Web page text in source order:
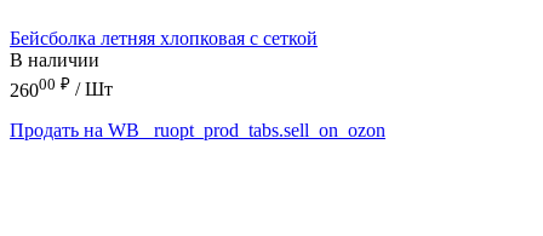
Бейсболка летняя хлопковая с сеткой
В наличии
26000 ₽ / Шт
Продать на WB
_ruopt_prod_tabs.sell_on_ozon